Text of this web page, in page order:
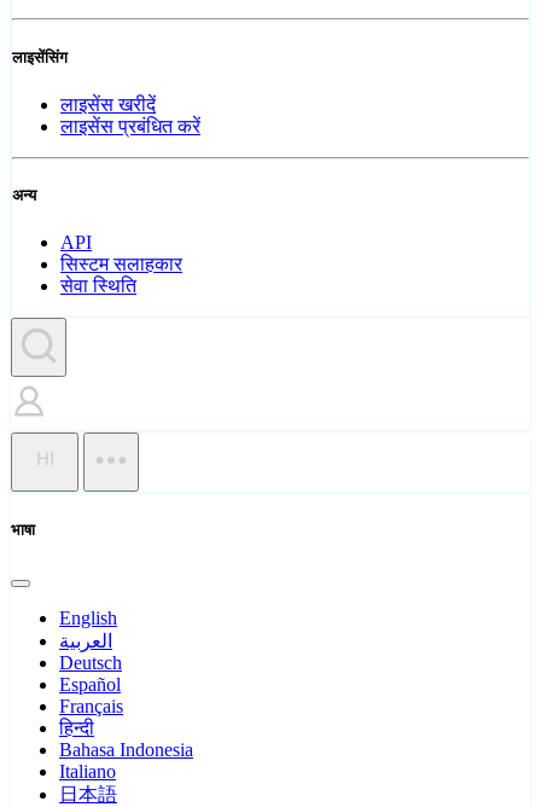
लाइसेंसिंग
लाइसेंस खरीदें
लाइसेंस प्रबंधित करें
अन्य
API
सिस्टम सलाहकार
सेवा स्थिति
HI
भाषा
English
العربية
Deutsch
Español
Français
हिन्दी
Bahasa Indonesia
Italiano
日本語